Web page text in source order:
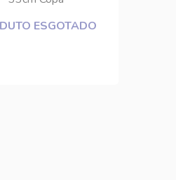
ESGOTADO